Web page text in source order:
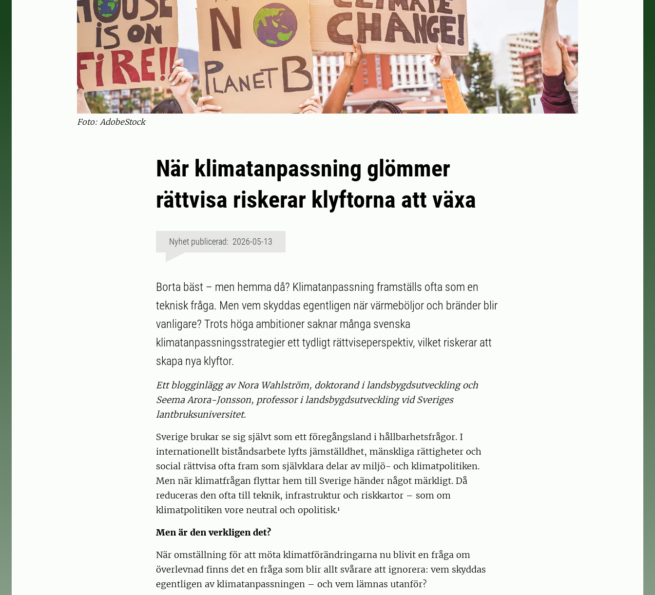
Foto: AdobeStock
När klimatanpassning glömmer
rättvisa riskerar klyftorna att växa
Nyhet publicerad: 2026-05-13
Borta bäst – men hemma då? Klimatanpassning framställs ofta som en
teknisk fråga. Men vem skyddas egentligen när värmeböljor och bränder blir
vanligare? Trots höga ambitioner saknar många svenska
klimatanpassningsstrategier ett tydligt rättviseperspektiv, vilket riskerar att
skapa nya klyftor.
Ett blogginlägg av Nora Wahlström, doktorand i landsbygdsutveckling och
Seema Arora-Jonsson, professor i landsbygdsutveckling vid Sveriges
lantbruksuniversitet.
Sverige brukar se sig självt som ett föregångsland i hållbarhetsfrågor. I
internationellt biståndsarbete lyfts jämställdhet, mänskliga rättigheter och
social rättvisa ofta fram som självklara delar av miljö- och klimatpolitiken.
Men när klimatfrågan flyttar hem till Sverige händer något märkligt. Då
reduceras den ofta till teknik, infrastruktur och riskkartor – som om
klimatpolitiken vore neutral och opolitisk.¹
Men är den verkligen det?
När omställning för att möta klimatförändringarna nu blivit en fråga om
överlevnad finns det en fråga som blir allt svårare att ignorera: vem skyddas
egentligen av klimatanpassningen – och vem lämnas utanför?